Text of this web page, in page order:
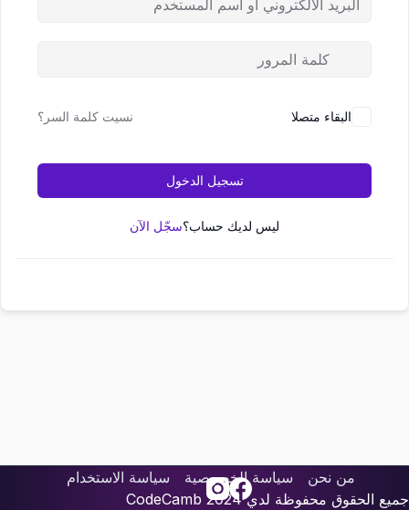
البقاء متصلا نسيت كلمة السر؟
تسجيل الدخول
ليس لديك حساب؟سجّل الآن
من نحن سياسة الخصوصية
سياسة الاستخدام
جميع الحقوق محفوظة لدي
CodeCamb 2024